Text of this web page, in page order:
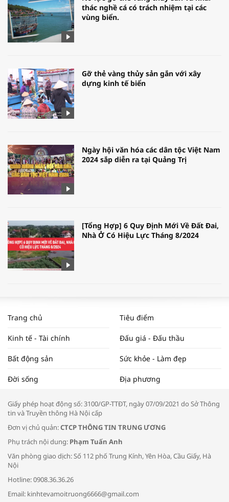
thác nghề cá có trách nhiệm tại các
vùng biển.
Gỡ thẻ vàng thủy sản gắn với xây
dựng kinh tế biển
Ngày hội văn hóa các dân tộc Việt Nam
2024 sắp diễn ra tại Quảng Trị
[Tổng Hợp] 6 Quy Định Mới Về Đất Đai,
Nhà Ở Có Hiệu Lực Tháng 8/2024
NAM NĂM 2024 VÀ NĂM 2025 | NHỊP
ĐẬP THỊ TRƯỜNG #62
Tọa đàm “Xúc tiến thương mại: Khơi
Bác sĩ tư vấn cách phòng tránh bệnh
đường hô hấp trong thời tiết giao mùa
Trang chủ Tiêu điểm
Kinh tế - Tài chính Đấu giá - Đấu thầu
Bất động sản Sức khỏe - Làm đẹp
Đời sống Địa phương
Giấy phép hoạt động số: 3100/GP-TTĐT, ngày 07/09/2021 do Sở Thông
tin và Truyền thông Hà Nội cấp
Đơn vị chủ quản:CTCP THÔNG TIN TRUNG ƯƠNG
Phụ trách nội dung: Phạm Tuấn Anh
Văn phòng giao dịch: Số 112 phố Trung Kính, Yên Hòa, Cầu Giấy, Hà
Nội
Hotline: 0908.36.36.26
Email: kinhtevamoitruong6666@gmail.com